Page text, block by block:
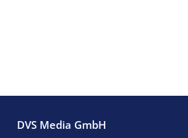
DVS Media GmbH